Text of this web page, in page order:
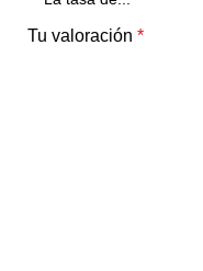
Tu valoración *